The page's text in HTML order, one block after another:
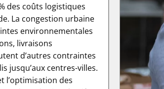
des coûts logistiques
La congestion urbaine
environnementales
livraisons
d’autres contraintes
jusqu’aux centres-villes.
l’optimisation des